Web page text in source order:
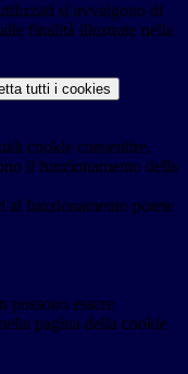
si avvalgono di
finalità illustrate nella
tutti i cookies
cookie consentire.
il funzionamento della
al funzionamento potete
possono essere
pagina della cookie